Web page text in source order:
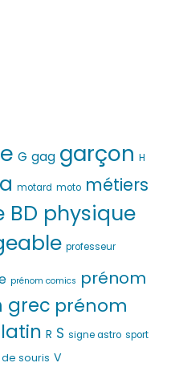
G gag garçon H
motard moto métiers
BD physique
professeur
prénom comics prénom
grec prénom
R S signe astro sport
souris V